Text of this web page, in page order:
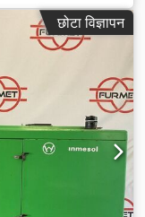
कप्लिंग, सभी पहियों की
छोटा विज्ञापन